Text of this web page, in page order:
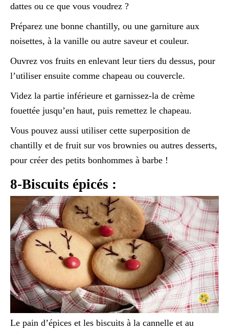
dattes ou ce que vous voudrez ?
Préparez une bonne chantilly, ou une garniture aux
noisettes, à la vanille ou autre saveur et couleur.
Ouvrez vos fruits en enlevant leur tiers du dessus, pour
l’utiliser ensuite comme chapeau ou couvercle.
Videz la partie inférieure et garnissez-la de crème
fouettée jusqu’en haut, puis remettez le chapeau.
Vous pouvez aussi utiliser cette superposition de
chantilly et de fruit sur vos brownies ou autres desserts,
pour créer des petits bonhommes à barbe !
8-Biscuits épicés :
Le pain d’épices et les biscuits à la cannelle et au